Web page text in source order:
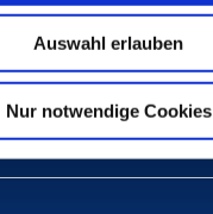
Auswahl erlauben
Nur notwendige Cookies